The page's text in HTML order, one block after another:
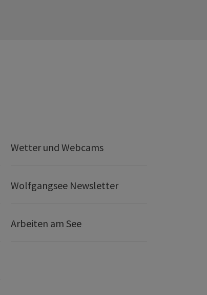
Wetter und Webcams
Wolfgangsee Newsletter
Arbeiten am See